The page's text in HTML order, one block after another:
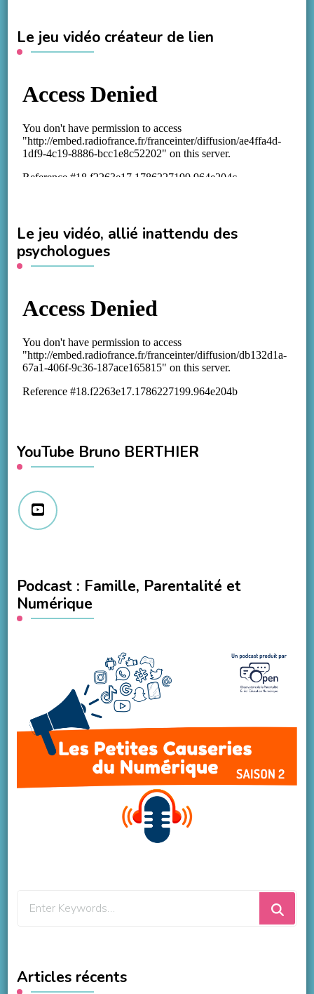
Le jeu vidéo créateur de lien
Le jeu vidéo, allié inattendu des
psychologues
YouTube Bruno BERTHIER
Podcast : Famille, Parentalité et
Numérique
Articles récents